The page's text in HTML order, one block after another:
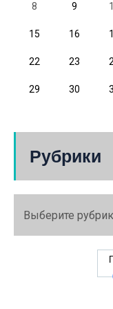
8 9
15 16
22 23
29 30
Рубрики